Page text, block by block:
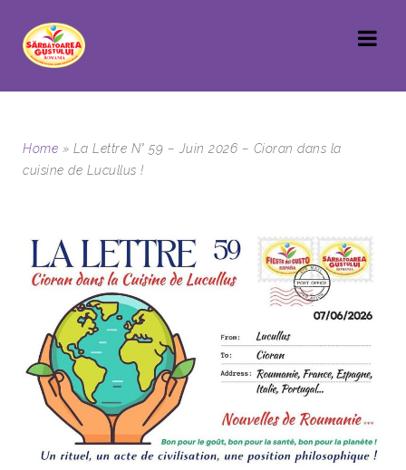
Home » La Lettre N° 59 – Juin 2026 – Cioran dans la
cuisine de Lucullus !